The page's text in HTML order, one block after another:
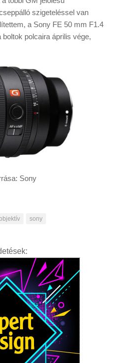
szigeteléssel van
a Sony FE 50 mm F1.4
polcaira április vége,
Sony
sony